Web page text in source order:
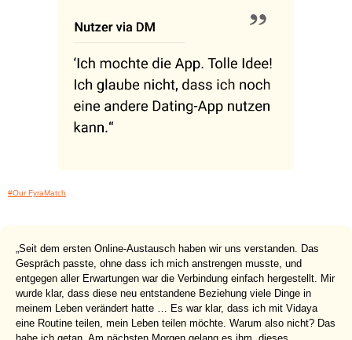
#Our FyraMatch
„Seit dem ersten Online-Austausch haben wir uns verstanden. Das
Gespräch passte, ohne dass ich mich anstrengen musste, und
entgegen aller Erwartungen war die Verbindung einfach hergestellt. Mir
wurde klar, dass diese neu entstandene Beziehung viele Dinge in
meinem Leben verändert hatte … Es war klar, dass ich mit Vidaya
eine Routine teilen, mein Leben teilen möchte. Warum also nicht? Das